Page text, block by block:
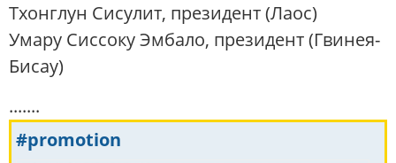
Тхонглун Сисулит, президент (Лаос)
Умару Сиссоку Эмбало, президент (Гвинея-
Бисау)
.......
#promotion